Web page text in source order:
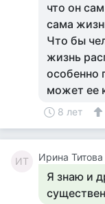
что он
сама
Что бы
жизнь
особенно
может ее
8 лет
ИТ Ирина Титова
Я знаю и